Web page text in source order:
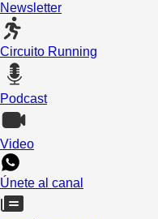
Newsletter
Circuito Running
Podcast
Video
Únete al canal